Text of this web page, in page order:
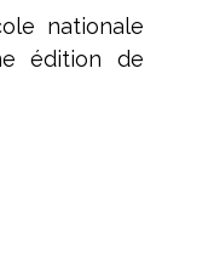
nationale
édition de